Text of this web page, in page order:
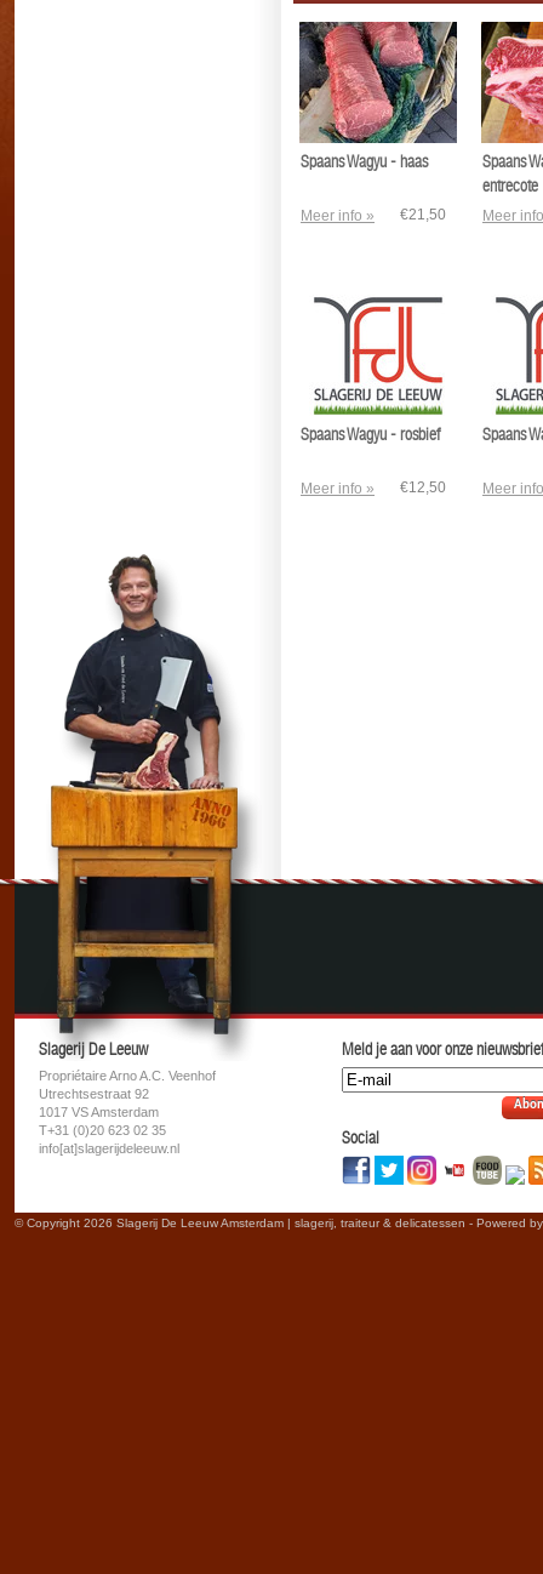
Spaans Wagyu - haas
Meer info » €21,50
Spaans
entrecote
Meer
Spaans Wagyu - rosbief
Meer info » €12,50
Spaans
Meer
Slagerij De Leeuw
Propriétaire Arno A.C. Veenhof
Utrechtsestraat 92
1017 VS Amsterdam
T+31 (0)20 623 02 35
info[at]slagerijdeleeuw.nl
Meld je aan voor onze
Social
© Copyright 2026 Slagerij De Leeuw Amsterdam | slagerij, traiteur & delicatessen - Powered